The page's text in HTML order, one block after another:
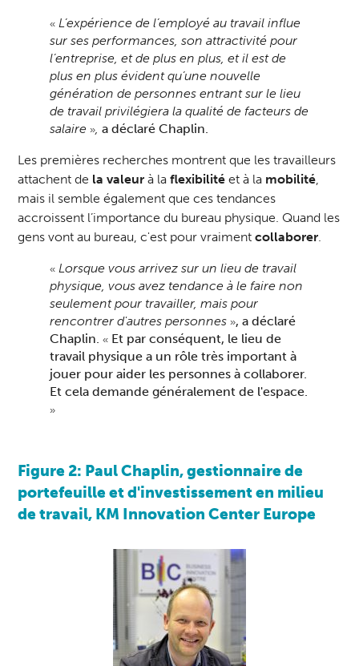
« L’expérience de l’employé au travail influe
sur ses performances, son attractivité pour
l’entreprise, et de plus en plus, et il est de
plus en plus évident qu’une nouvelle
génération de personnes entrant sur le lieu
de travail privilégiera la qualité de facteurs de
salaire» a déclaré Chaplin.
Les premières recherches montrent que les travailleurs
attachent de la valeur à laflexibilité et à la mobilité
mais il semble également que ces tendances
accroissent l’importance du bureau physique. Quand les
gens vont au bureau, c'est pour vraimentcollaborer
« Lorsque vous arrivez sur un lieu de travail
physique, vous avez tendance à le faire non
seulement pour travailler, mais pour
rencontrer d'autres personnes», a déclaré
Chaplin.« Et par conséquent, le lieu de
travail physique a un rôle très important à
jouer pour aider les personnes à collaborer.
Et cela demande généralement de l'espace.
»
Figure 2: Paul Chaplin, gestionnaire de
portefeuille et d'investissement en milieu
de travail, KM Innovation Center Europe